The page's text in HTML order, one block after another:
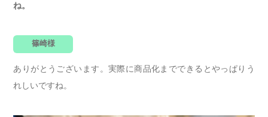
ね。
篠崎様
ありがとうございます。実際に商品化までできるとやっぱりう
れしいですね。